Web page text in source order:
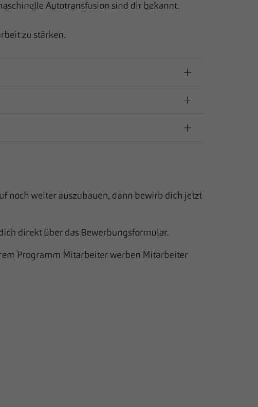
Autotransfusion sind dir bekannt.
zu stärken.
noch weiter auszubauen, dann bewirb dich jetzt
direkt über das Bewerbungsformular.
Programm Mitarbeiter werben Mitarbeiter